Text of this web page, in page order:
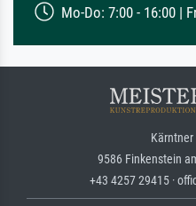
Mo-Do: 7:00 - 16:00 |
Kärntner
9586 Finkenstein
+43 4257 29415 ·